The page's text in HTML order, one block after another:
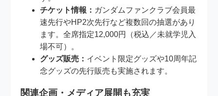
チケット情報： ガンダムファンクラブ会員最
速先行やHP2次先行など複数回の抽選があり
ます。全席指定12,000円（税込／未就学児入
場不可）。
グッズ販売： イベント限定グッズや10周年記
念グッズの先行販売も実施されます。
関連企画・メディア展開も充実